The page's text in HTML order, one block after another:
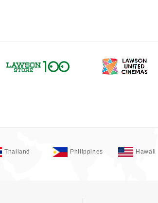
Thailand Philippines Hawaii